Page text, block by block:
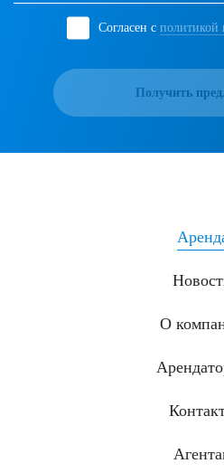
Согласен с политикой
Получить
О